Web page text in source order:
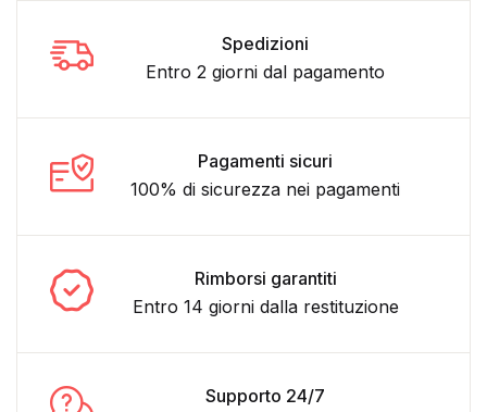
Spedizioni
Entro 2 giorni dal pagamento
Pagamenti sicuri
100% di sicurezza nei pagamenti
Rimborsi garantiti
Entro 14 giorni dalla restituzione
Supporto 24/7